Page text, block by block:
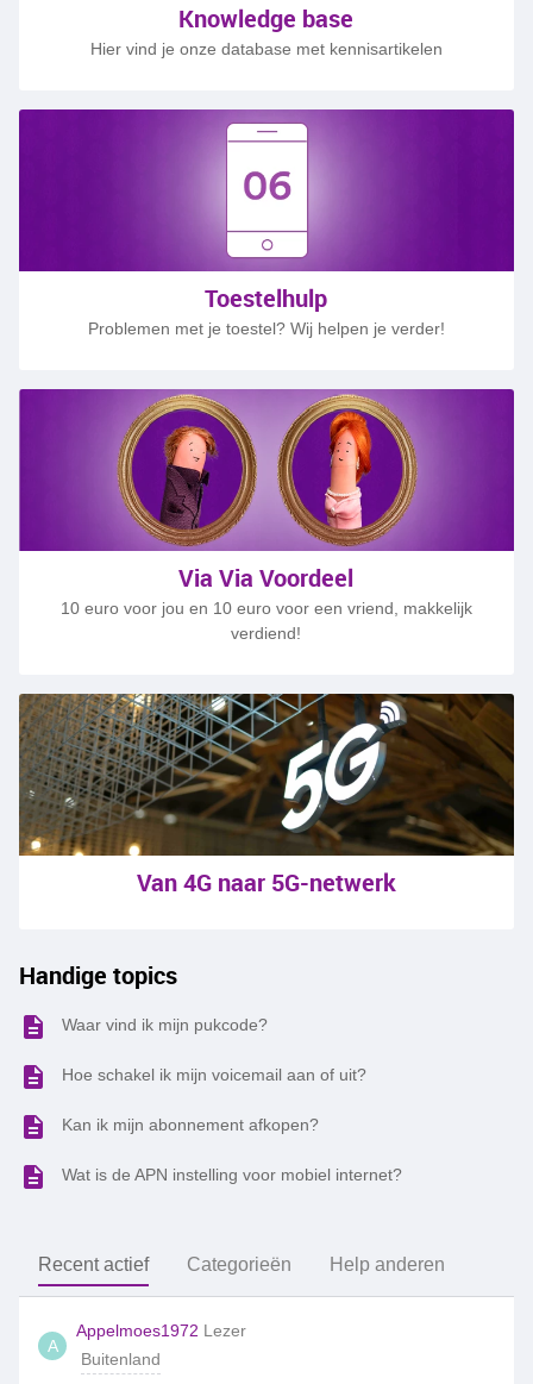
Knowledge base
Hier vind je onze database met kennisartikelen
Toestelhulp
Problemen met je toestel? Wij helpen je verder!
Via Via Voordeel
10 euro voor jou en 10 euro voor een vriend, makkelijk
verdiend!
Van 4G naar 5G-netwerk
Handige topics
Waar vind ik mijn pukcode?
Hoe schakel ik mijn voicemail aan of uit?
Kan ik mijn abonnement afkopen?
Wat is de APN instelling voor mobiel internet?
Recent actief Categorieën Help anderen
A
Appelmoes1972 Lezer
Buitenland